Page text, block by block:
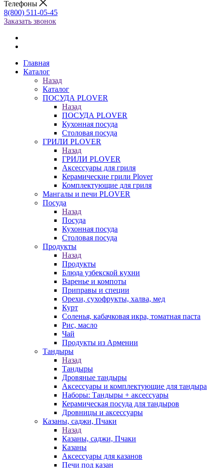
Телефоны
8(800) 511-05-45
Заказать звонок
Главная
Каталог
Назад
Каталог
ПОСУДА PLOVER
Назад
ПОСУДА PLOVER
Кухонная посуда
Столовая посуда
ГРИЛИ PLOVER
Назад
ГРИЛИ PLOVER
Аксессуары для гриля
Керамические грили Plover
Комплектующие для гриля
Мангалы и печи PLOVER
Посуда
Назад
Посуда
Кухонная посуда
Столовая посуда
Продукты
Назад
Продукты
Блюда узбекской кухни
Варенье и компоты
Приправы и специи
Орехи, сухофрукты, халва, мед
Курт
Соленья, кабачковая икра, томатная паста
Рис, масло
Чай
Продукты из Армении
Тандыры
Назад
Тандыры
Дровяные тандыры
Аксессуары и комплектующие для тандыра
Наборы: Тандыры + аксессуары
Керамическая посуда для тандыров
Дровницы и аксессуары
Казаны, саджи, Пчаки
Назад
Казаны, саджи, Пчаки
Казаны
Аксессуары для казанов
Печи под казан